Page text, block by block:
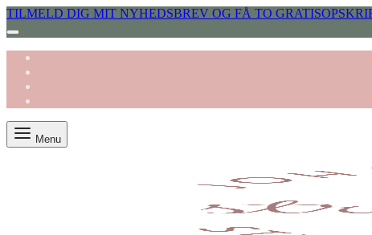
TILMELD DIG MIT NYHEDSBREV OG FÅ TO
Menu